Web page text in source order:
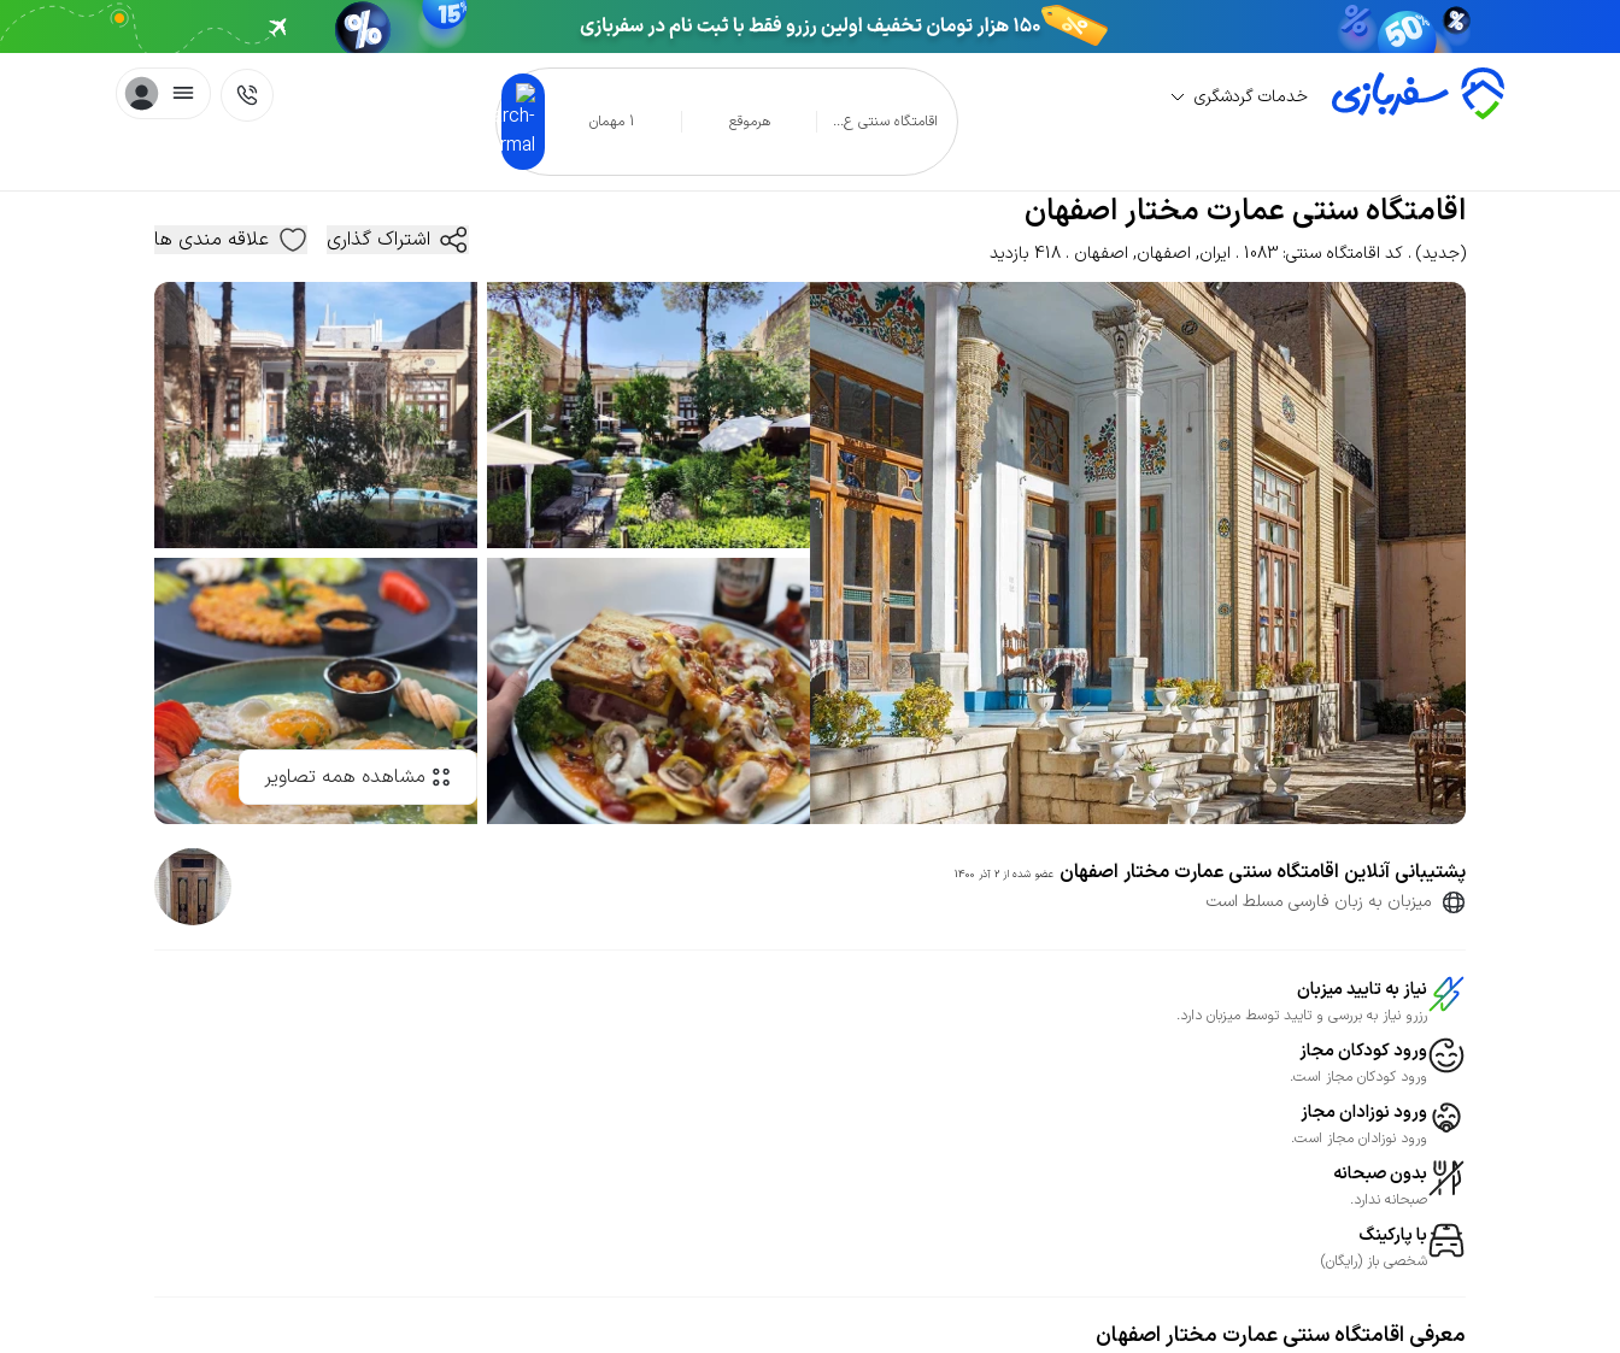
خدمات گردشگری
اقامتگاه سنتی ع... هرموقع 1 مهمان
اقامتگاه سنتی عمارت مختار اصفهان
اقامتگاه سنتی عمارت مختار اصفهان
(جدید) کد اقامتگاه سنتی: 1083 ایران, اصفهان, اصفهان 418 بازدید اشتراک گذاری علاقه مندی ها
مشاهده همه تصاویر
پشتیبانی آنلاین اقامتگاه سنتی عمارت مختار اصفهان عضو شده از 2 آذر 1400
میزبان به زبان فارسی مسلط است
نیاز به تایید میزبان
رزرو نیاز به بررسی و تایید توسط میزبان دارد.
ورود کودکان مجاز
ورود کودکان مجاز است.
ورود نوزادان مجاز
ورود نوزادان مجاز است.
بدون صبحانه
صبحانه ندارد.
با پارکینگ
شخصی باز (رایگان)
معرفی اقامتگاه سنتی عمارت مختار اصفهان